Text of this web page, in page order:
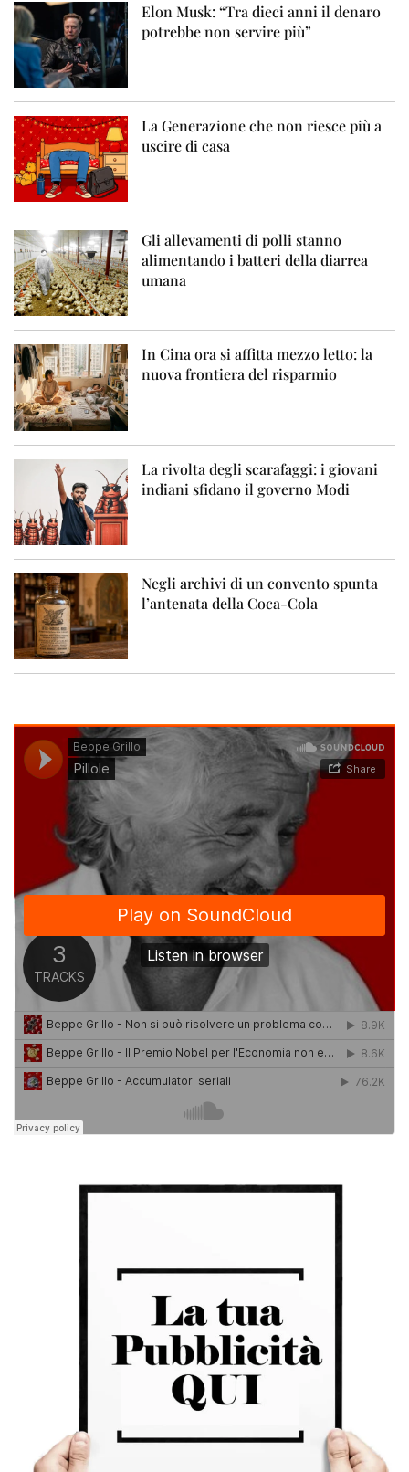
Elon Musk: “Tra dieci anni il denaro
potrebbe non servire più”
La Generazione che non riesce più a
uscire di casa
Gli allevamenti di polli stanno
alimentando i batteri della diarrea
umana
In Cina ora si affitta mezzo letto: la
nuova frontiera del risparmio
La rivolta degli scarafaggi: i giovani
indiani sfidano il governo Modi
Negli archivi di un convento spunta
l’antenata della Coca-Cola